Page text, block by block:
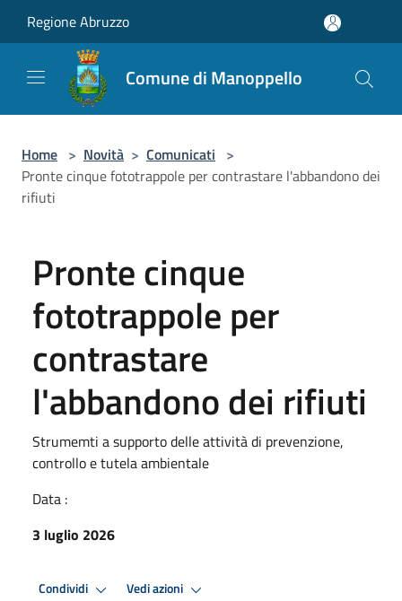
Regione Abruzzo
Comune di Manoppello
Home > Novità > Comunicati >
Pronte cinque fototrappole per contrastare l'abbandono dei
rifiuti
Pronte cinque
fototrappole per
contrastare
l'abbandono dei rifiuti
Strumemti a supporto delle attività di prevenzione,
controllo e tutela ambientale
Data :
3 luglio 2026
Condividi Vedi azioni